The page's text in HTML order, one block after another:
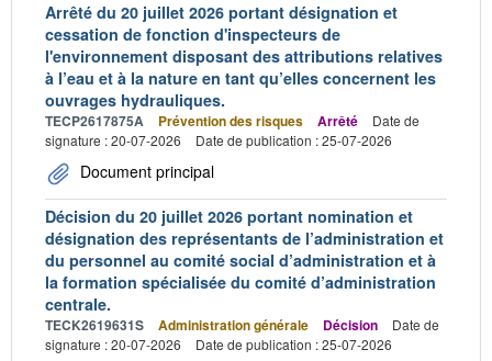
Arrêté du 20 juillet 2026 portant désignation et
cessation de fonction d'inspecteurs de
l'environnement disposant des attributions relatives
à l’eau et à la nature en tant qu’elles concernent les
ouvrages hydrauliques.
TECP2617875A Prévention des risques Arrêté
Date de
signature : 20-07-2026
Date de publication : 25-07-2026
Document principal
Décision du 20 juillet 2026 portant nomination et
désignation des représentants de l’administration et
du personnel au comité social d’administration et à
la formation spécialisée du comité d’administration
centrale.
TECK2619631S Administration générale Décision
Date de
signature : 20-07-2026
Date de publication : 25-07-2026